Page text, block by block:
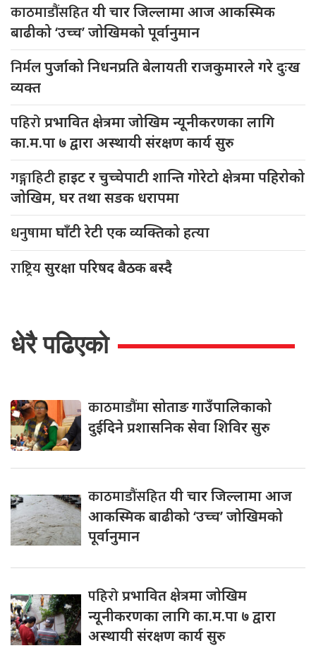
काठमाडौंसहितयी चार जिल्लामा आज आकस्मिक
बाढीको ‘उच्च’ जोखिमको पूर्वानुमान
निर्मलपुर्जाको निधनप्रति बेलायती राजकुमारले गरे दुःख
व्यक्त
पहिरोप्रभावित क्षेत्रमा जोखिम न्यूनीकरणका लागि
का.म.पा ७ द्वारा अस्थायी संरक्षण कार्य सुरु
गङ्गाहिटीहाइट र चुच्चेपाटी शान्ति गोरेटो क्षेत्रमा पहिरोको
जोखिम, घर तथा सडक धरापमा
धनुषामाघाँटी रेटी एक व्यक्तिको हत्या
राष्ट्रियसुरक्षा परिषद बैठक बस्दै
धेरै पढिएको
काठमाडौंमासोताङ गाउँपालिकाको
दुईदिने प्रशासनिक सेवा शिविर सुरु
काठमाडौंसहितयी चार जिल्लामा आज
आकस्मिक बाढीको ‘उच्च’ जोखिमको
पूर्वानुमान
पहिरोप्रभावित क्षेत्रमा जोखिम
न्यूनीकरणका लागि का.म.पा ७ द्वारा
अस्थायी संरक्षण कार्य सुरु